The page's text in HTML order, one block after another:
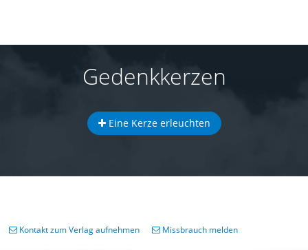
Gedenkkerzen
Eine Kerze erleuchten
Kontakt zum Verlag aufnehmen Missbrauch melden